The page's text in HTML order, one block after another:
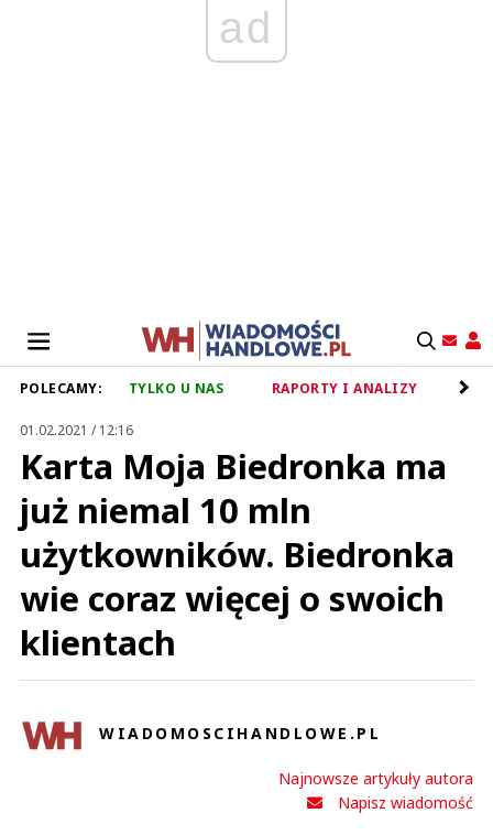
ad
POLECAMY: TYLKO U NAS RAPORTY I ANALIZY
01.02.2021 / 12:16
Karta Moja Biedronka ma
już niemal 10 mln
użytkowników. Biedronka
wie coraz więcej o swoich
klientach
WIADOMOSCIHANDLOWE.PL
Najnowsze artykuły autora
Napisz wiadomość